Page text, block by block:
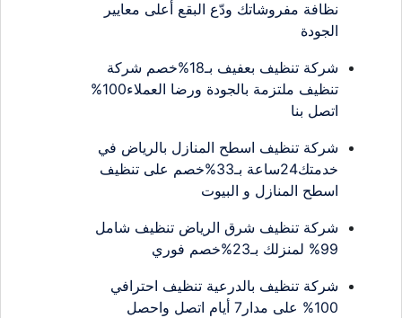
نظافة مفروشاتك ودّع البقع أعلى معايير
الجودة
شركة تنظيف بعفيف بـ18%خصم شركة
تنظيف ملتزمة بالجودة ورضا العملاء100%
اتصل بنا
شركة تنظيف اسطح المنازل بالرياض في
خدمتك24ساعة بـ33%خصم على تنظيف
اسطح المنازل و البيوت
شركة تنظيف شرق الرياض تنظيف شامل
99% لمنزلك بـ23%خصم فوري
شركة تنظيف بالدرعية تنظيف احترافي
100% على مدار7 أيام اتصل واحصل